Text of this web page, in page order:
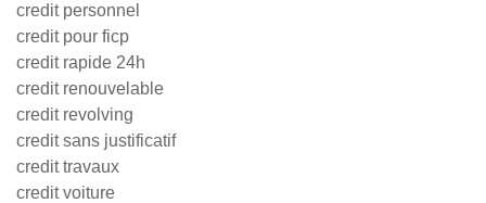
credit personnel
credit pour ficp
credit rapide 24h
credit renouvelable
credit revolving
credit sans justificatif
credit travaux
credit voiture